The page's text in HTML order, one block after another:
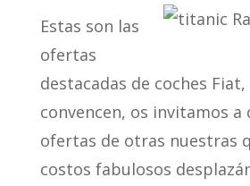
Estas son las
ofertas
destacadas de coches
convencen, os invitamos a
ofertas de otras nuestras
costos fabulosos